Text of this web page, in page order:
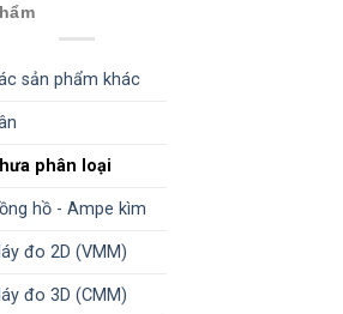
sản phẩm khác
phân loại
hồ - Ampe kìm
đo 2D (VMM)
đo 3D (CMM)